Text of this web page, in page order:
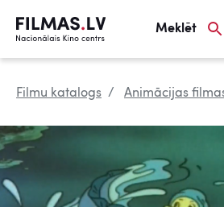
Meklēt
Filmu katalogs Animācijas